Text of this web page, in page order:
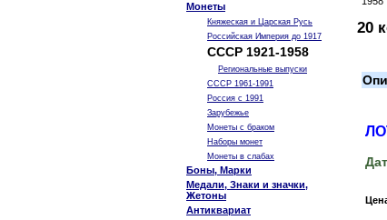
Монеты
Княжеская и Царская Русь
Российская Империя до 1917
СССР 1921-1958
Региональные выпуски
СССР 1961-1991
Россия с 1991
Зарубежье
Монеты с браком
Наборы монет
Монеты в слабах
Боны, Марки
Медали, Знаки и значки,
Жетоны
Антиквариат
20